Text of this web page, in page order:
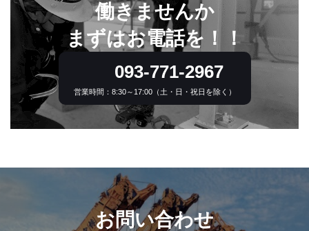
働きませんか
まずはお電話を！！
093-771-2967
営業時間：8:30～17:00（土・日・祝日を除く）
お問い合わせ